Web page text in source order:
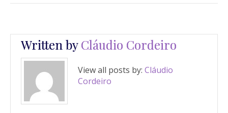
Written byCláudio Cordeiro
View all posts by: Cláudio
Cordeiro